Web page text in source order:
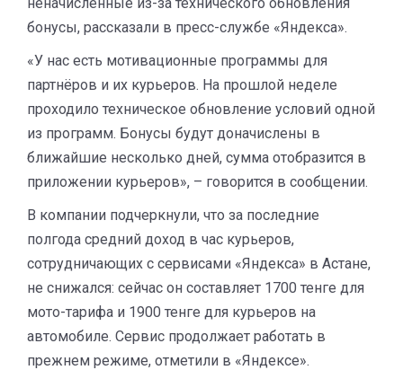
бонусы, рассказали в пресс-службе «Яндекса».
«У нас есть мотивационные программы для
партнёров и их курьеров. На прошлой неделе
проходило техническое обновление условий одной
из программ. Бонусы будут доначислены в
ближайшие несколько дней, сумма отобразится в
приложении курьеров», – говорится в сообщении.
В компании подчеркнули, что за последние
полгода средний доход в час курьеров,
сотрудничающих с сервисами «Яндекса» в Астане,
не снижался: сейчас он составляет 1700 тенге для
мото-тарифа и 1900 тенге для курьеров на
автомобиле. Сервис продолжает работать в
прежнем режиме, отметили в «Яндексе».